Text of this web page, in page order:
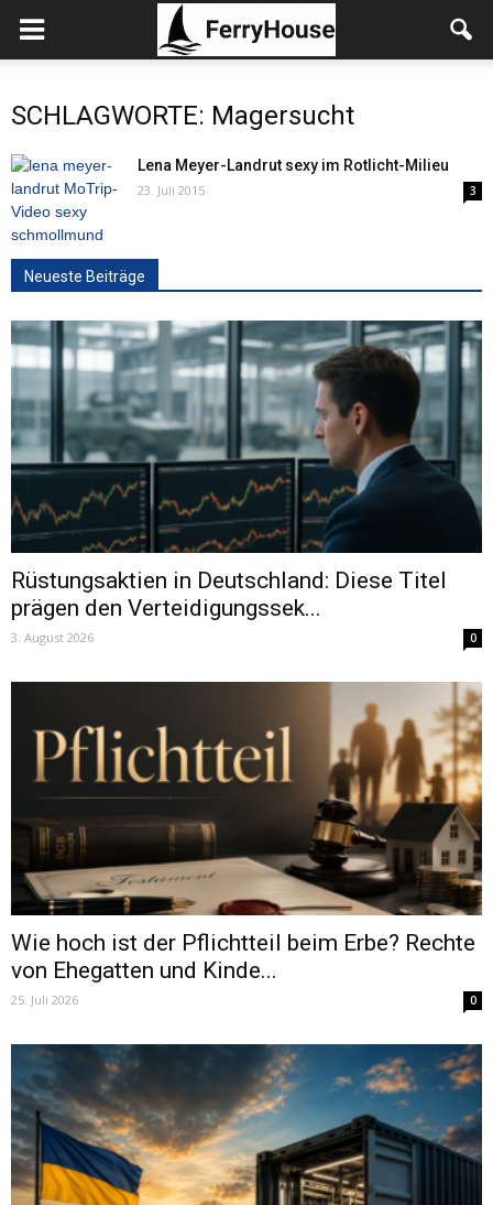
SCHLAGWORTE: Magersucht
Lena Meyer-Landrut sexy im Rotlicht-Milieu
23. Juli 2015 3
Neueste Beiträge
Rüstungsaktien in Deutschland: Diese Titel
prägen den Verteidigungssek...
3. August 2026 0
Wie hoch ist der Pflichtteil beim Erbe? Rechte
von Ehegatten und Kinde...
25. Juli 2026 0